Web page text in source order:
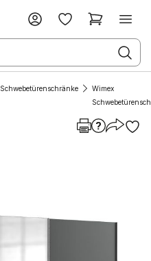
Schwebetürenschränke
Wimex